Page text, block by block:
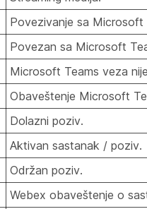
Povezivanje sa Microsoft
Povezan sa Microsoft
Microsoft Teams veza
Obaveštenje Microsoft
Dolazni poziv.
Aktivan sastanak / poziv.
Održan poziv.
Webex obaveštenje o